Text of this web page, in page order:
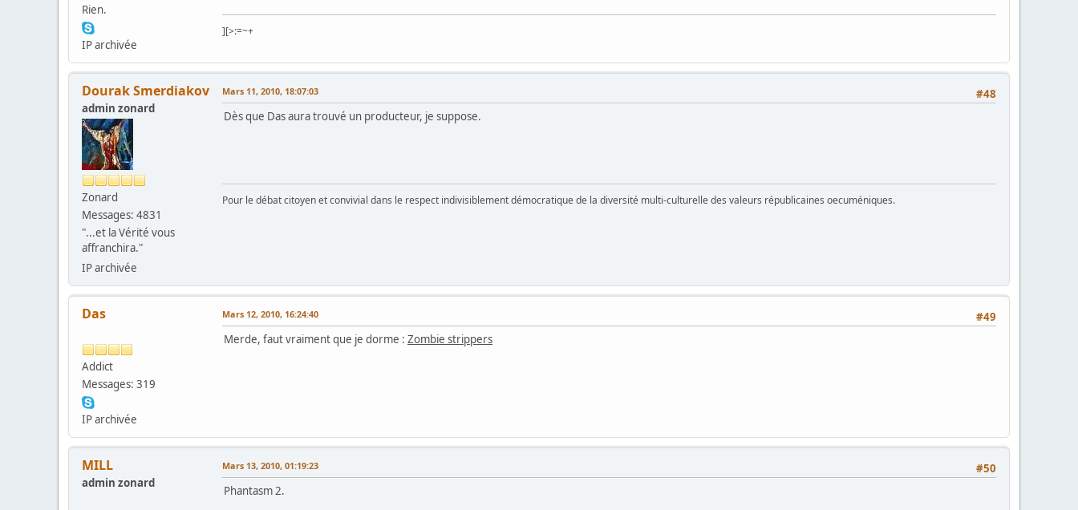
Rien.
IP archivée
][>:=~+
Dourak Smerdiakov
admin zonard
Zonard
Messages: 4831
"...et la Vérité vous
affranchira."
IP archivée
#48
Mars 11, 2010, 18:07:03
Dès que Das aura trouvé un producteur, je suppose.
Pour le débat citoyen et convivial dans le respect indivisiblement démocratique de la diversité multi-culturelle des valeurs républicaines oecuméniques.
Das
Addict
Messages: 319
IP archivée
#49
Mars 12, 2010, 16:24:40
Merde, faut vraiment que je dorme : Zombie strippers
MILL
admin zonard
#50
Mars 13, 2010, 01:19:23
Phantasm 2.